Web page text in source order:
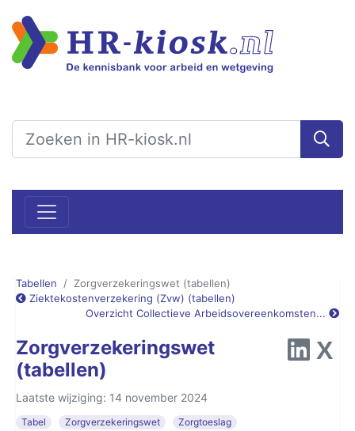
Tabellen
Zorgverzekeringswet (tabellen)
Ziektekostenverzekering (Zvw) (tabellen)
Overzicht Collectieve Arbeidsovereenkomsten...
Zorgverzekeringswet
(tabellen)
Laatste wijziging: 14 november 2024
Tabel Zorgverzekeringswet
Zorgtoeslag